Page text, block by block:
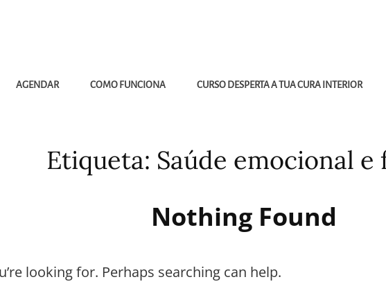
AGENDAR COMO FUNCIONA CURSO DESPERTA A TUA CURA INTERIOR
Etiqueta: Saúde emocional e
Nothing Found
looking for. Perhaps searching can help.